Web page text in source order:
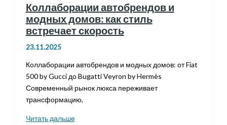
Коллаборации автобрендов и
модных домов: как стиль
встречает скорость
23.11.2025
Коллаборации автобрендов и модных домов: от Fiat
500 by Gucci до Bugatti Veyron by Hermès
Современный рынок люкса переживает
трансформацию,
Коллаборации
Читать дальше